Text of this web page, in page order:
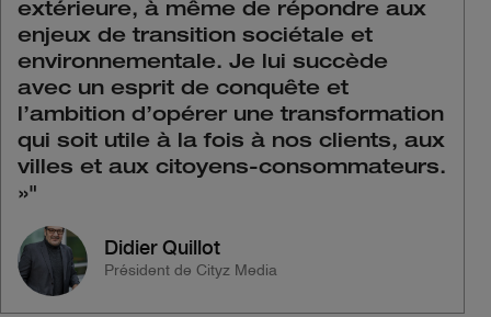
extérieure, à même de répondre aux
enjeux de transition sociétale et
environnementale. Je lui succède
avec un esprit de conquête et
l’ambition d’opérer une transformation
qui soit utile à la fois à nos clients, aux
villes et aux citoyens-consommateurs.
»"
Didier Quillot
Président de Cityz Media